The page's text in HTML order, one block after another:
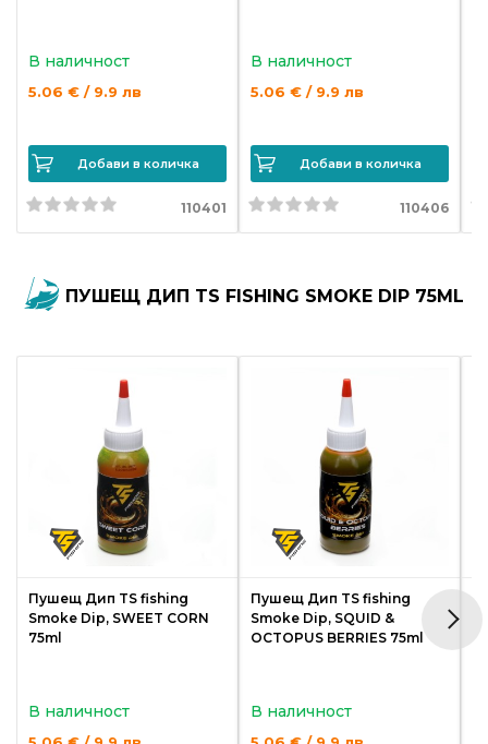
В наличност
5.06 € / 9.9 лв
Добави в количка
110401
В наличност
5.06 € / 9.9 лв
Добави в количка
110406
ПУШЕЩ ДИП TS FISHING SMOKE DIP 75ML
Пушещ Дип TS fishing
Smoke Dip, SWEET CORN
75ml
В наличност
Пушещ Дип TS fishing
Smoke Dip, SQUID &
OCTOPUS BERRIES 75ml
В наличност